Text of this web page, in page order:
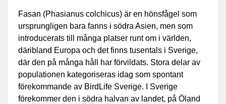
Fasan (Phasianus colchicus) är en hönsfågel som
ursprungligen bara fanns i södra Asien, men som
introducerats till många platser runt om i världen,
däribland Europa och det finns tusentals i Sverige,
där den på många håll har förvildats. Stora delar av
populationen kategoriseras idag som spontant
förekommande av BirdLife Sverige. I Sverige
förekommer den i södra halvan av landet, på Öland